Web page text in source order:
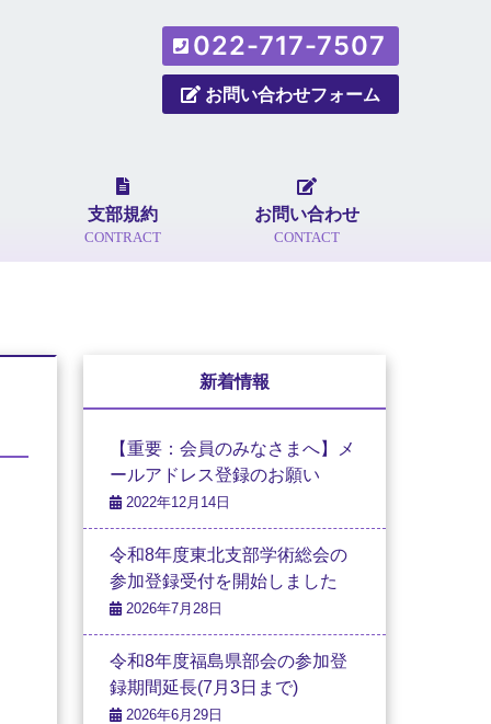
022-717-7507
お問い合わせフォーム
支部規約
CONTRACT
お問い合わせ
CONTACT
新着情報
【重要：会員のみなさまへ】メ
ールアドレス登録のお願い
2022年12月14日
令和8年度東北支部学術総会の
参加登録受付を開始しました
2026年7月28日
令和8年度福島県部会の参加登
録期間延長(7月3日まで)
2026年6月29日